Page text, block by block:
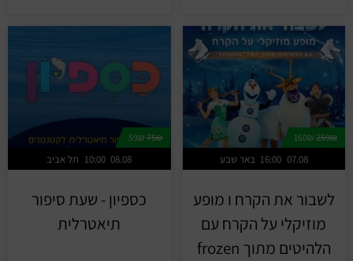
259₪
באר שבע 16:00 07.08
לשבור את הקרח ו מופע
מוזיקלי על הקרח עם
הלהיטים מתוך frozen
75₪
59₪
תל אביב 10:00 08.08
כספיון - שעת סיפור
תיאטרלית